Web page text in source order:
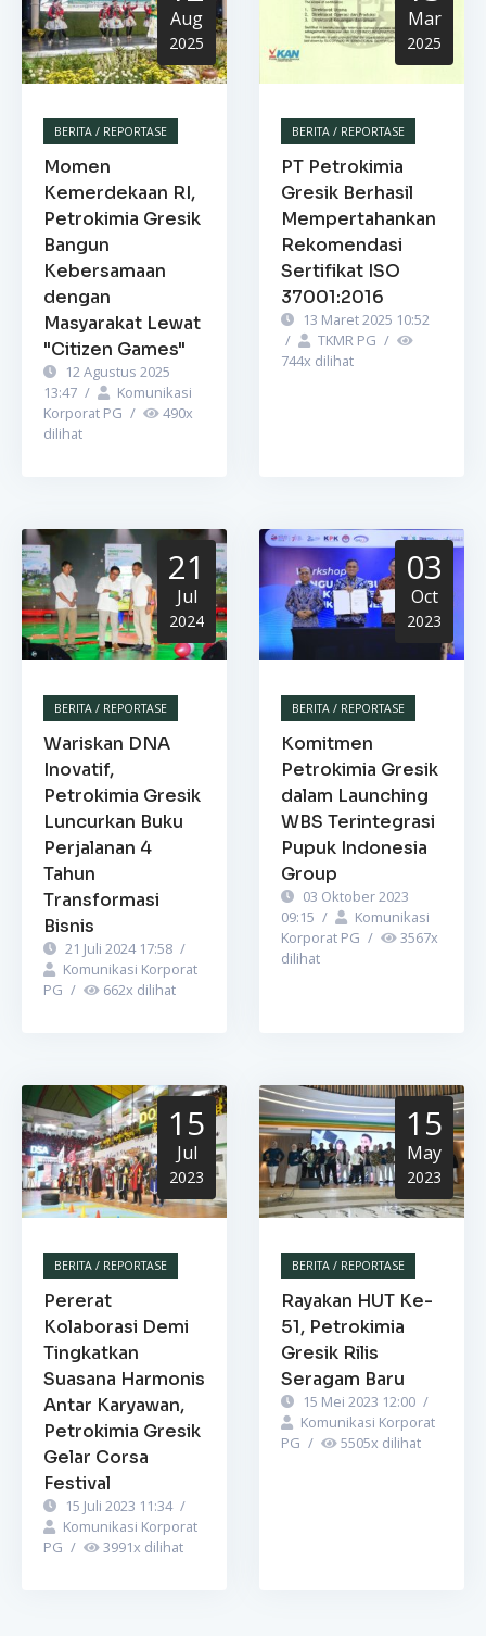
Aug
2025
BERITA / REPORTASE
Momen
Kemerdekaan RI,
Petrokimia Gresik
Bangun
Kebersamaan
dengan
Masyarakat Lewat
"Citizen Games"
12 Agustus 2025
13:47 /
Komunikasi
Korporat PG / 490x
dilihat
Mar
2025
BERITA / REPORTASE
PT Petrokimia
Gresik Berhasil
Mempertahankan
Rekomendasi
Sertifikat ISO
37001:2016
13 Maret 2025 10:52
/
TKMR PG /
744x dilihat
21
Jul
2024
BERITA / REPORTASE
Wariskan DNA
Inovatif,
Petrokimia Gresik
Luncurkan Buku
Perjalanan 4
Tahun
Transformasi
Bisnis
21 Juli 2024 17:58 /
Komunikasi Korporat
PG / 662x dilihat
03
Oct
2023
BERITA / REPORTASE
Komitmen
Petrokimia Gresik
dalam Launching
WBS Terintegrasi
Pupuk Indonesia
Group
03 Oktober 2023
09:15 /
Komunikasi
Korporat PG / 3567x
dilihat
15
Jul
2023
BERITA / REPORTASE
Pererat
Kolaborasi Demi
Tingkatkan
Suasana Harmonis
Antar Karyawan,
Petrokimia Gresik
Gelar Corsa
Festival
15 Juli 2023 11:34 /
Komunikasi Korporat
PG / 3991x dilihat
15
May
2023
BERITA / REPORTASE
Rayakan HUT Ke-
51, Petrokimia
Gresik Rilis
Seragam Baru
15 Mei 2023 12:00 /
Komunikasi Korporat
PG / 5505x dilihat